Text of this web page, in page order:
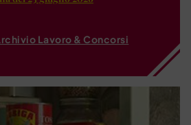
Lavoro & Concorsi